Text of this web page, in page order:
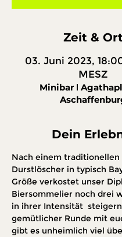
Zeit &
03. Juni 2023,
MESZ
Minibar ǀ
Dein
Nach einem traditionellen
Durstlöscher in typisch
Größe verkostet unser
Biersommelier noch drei
in ihrer Intensität
gemütlicher Runde mit
gibt es unheimlich viel